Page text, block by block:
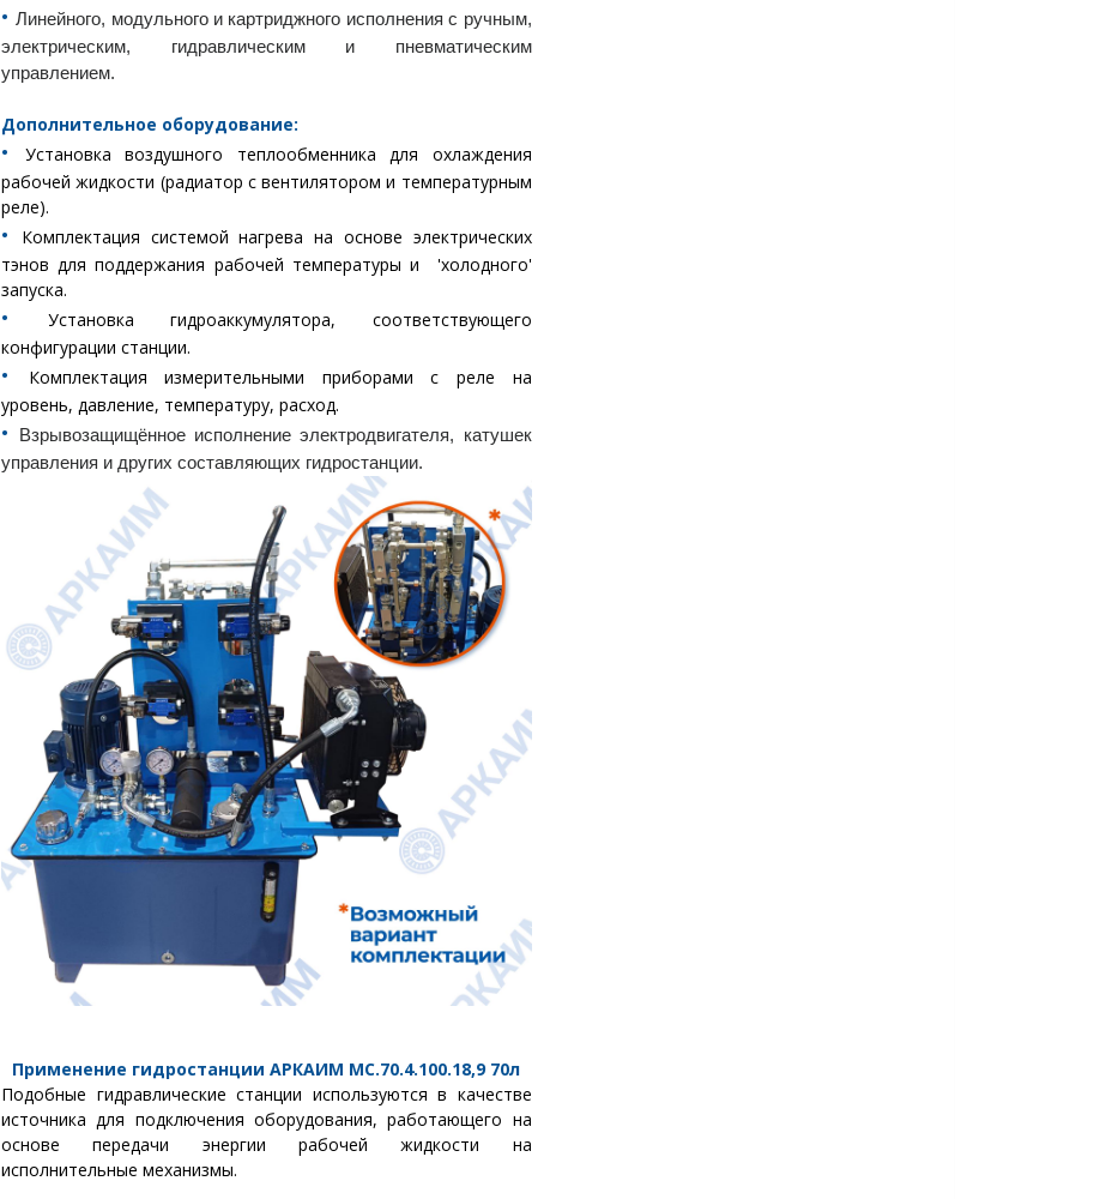
•︎ Линейного, модульного и картриджного исполнения с ручным,
электрическим, гидравлическим и пневматическим
управлением.
Дополнительное оборудование:
•︎
Установка воздушного теплообменника для охлаждения
рабочей жидкости (радиатор с вентилятором и температурным
реле).
•︎
Комплектация системой нагрева на основе электрических
тэнов для поддержания рабочей температуры и 'холодного'
запуска.
•︎
Установка гидроаккумулятора, соответствующего
конфигурации станции.
•︎
Комплектация измерительными приборами с реле на
уровень, давление, температуру, расход.
•︎
Взрывозащищённое исполнение электродвигателя, катушек
управления и других составляющих гидростанции.
Применение гидростанцииАРКАИМ МС.70.4.100.18,9 70л
Подобные гидравлические станции используются в качестве
источника для подключения оборудования, работающего на
основе передачи энергии рабочей жидкости на
исполнительные механизмы.